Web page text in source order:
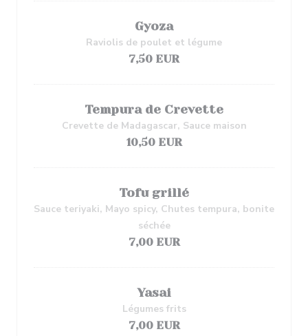
Gyoza
Raviolis de poulet et légume
7,50 EUR
Tempura de Crevette
Crevette de Madagascar, Sauce maison
10,50 EUR
Tofu grillé
Sauce teriyaki, Mayo spicy, Chutes tempura, bonite
séchée
7,00 EUR
Yasai
Légumes frits
7,00 EUR